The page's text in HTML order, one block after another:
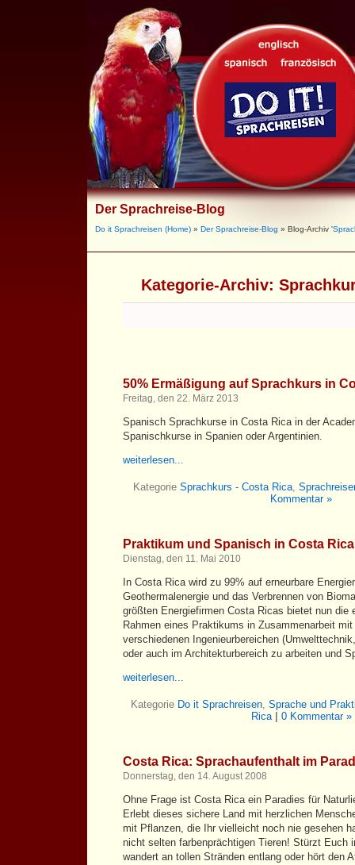
Der Sprachreise-Blog
Do it Sprachreisen (Home) » Der Sprachreise-Blog » Blog-Archiv '
Kategorie-Archiv:
50% Ermäßigung auf Sprachkurs in
Freitag, den 22. März 2013
Spanisch Sprachkurse in Costa Rica in der
Spanischkurse in Spanien oder Argentinien.
weiterlesen...
Kategorie Sprachkurs - Costa Rica,
Kommentar »
Praktikum und Spanisch in Costa Rica
Dienstag, den 11. Mai 2010
In Costa Rica wird zu 99% auf erneurbare
Geothermalenergie und das Verbrennen von
größten Energiefirmen Costa Ricas bietet nun die
Rahmen eines Praktikums in Zusammenarbeit
verschiedenen Ingenieurbereichen
oder auch im Architekturbereich zu arbeiten und
weiterlesen...
Kategorie Do it Sprachreisen, Sprache und
Rica
0 Kommentar »
Costa Rica: Sprachaufenthalt im
Donnerstag, den 14. August 2008
Ohne Frage ist Costa Rica ein Paradies für
Erlebt dieses sichere Land mit herzlichen
mit Pflanzen, die Ihr vielleicht noch nie gesehen
nicht selten farbenprächtigen Tieren! Stürzt Euch
wandert an tollen Stränden entlang oder hört den